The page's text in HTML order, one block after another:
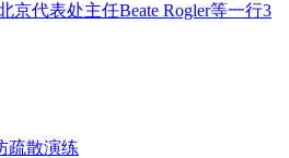
京代表处主任Beate Rogler等一行3
疏散演练